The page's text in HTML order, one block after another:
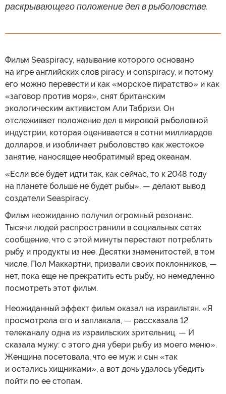
раскрывающего положение дел в рыболовстве.
Фильм Seaspiracy, называние которого основано
на игре английских слов piracy и conspiracy, и потому
его можно перевести и как «морское пиратство» и как
«заговор против моря», снят британским
экологическим активистом Али Табризи. Он
отслеживает положение дел в мировой рыболовной
индустрии, которая оценивается в сотни миллиардов
долларов, и изобличает рыболовство как жестокое
занятие, наносящее необратимый вред океанам.
«Если все будет идти так, как сейчас, то к 2048 году
на планете больше не будет рыбы», — делают вывод
создатели Seaspiracy.
Фильм неожиданно получил огромный резонанс.
Тысячи людей распространили в социальных сетях
сообщение, что с этой минуты перестают потреблять
рыбу и продукты из нее. Десятки знаменитостей, в том
числе, Пол Маккартни, призвали своих поклонников, —
нет, пока еще не прекратить есть рыбу, но немедленно
посмотреть этот фильм.
Неожиданный эффект фильм оказал на израильтян. «Я
просмотрела его и заплакала, — рассказала 12
телеканалу одна из израильских зрительниц. — И
сказала мужу: с этого дня убери рыбу из моего меню».
Женщина посетовала, что ее муж и сын «так
и остались хищниками», а вот дочь удалось убедить
пойти по ее стопам.